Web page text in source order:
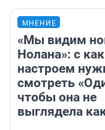
МНЕНИЕ
«Мы видим
Нолана»: с
настроем
смотреть
чтобы она не
выглядела